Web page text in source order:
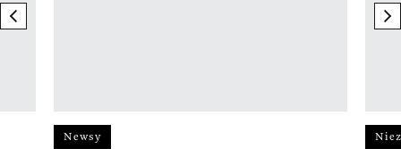
previous element
Newsy